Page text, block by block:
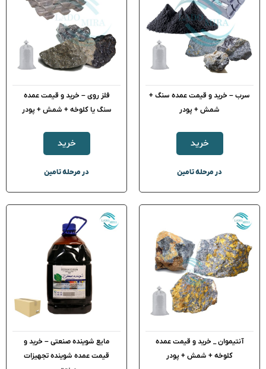
سرب – خرید و قیمت عمده سنگ +
شمش + پودر
خرید
در مرحله تامین
فلز روی – خرید و قیمت عمده
سنگ یا کلوخه + شمش + پودر
خرید
در مرحله تامین
آنتیموان _ خرید و قیمت عمده
کلوخه + شمش + پودر
مایع شوینده صنعتی – خرید و
قیمت عمده شوینده تجهیزات